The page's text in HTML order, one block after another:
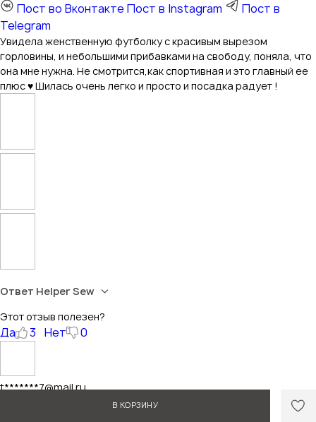
В КОРЗИНУ
Пост во ВконтактеПост в Instagram
Пост в
Telegram
Увидела женственную футболку с красивым вырезом
горловины, и небольшими прибавками на свободу, поняла, что
она мне нужна. Не смотрится,как спортивная и это главный ее
плюс ♥️ Шилась очень легко и просто и посадка радует !
Ответ Helper Sew
Этот отзыв полезен?
Да 3 Нет 0
t*******7@mail.ru